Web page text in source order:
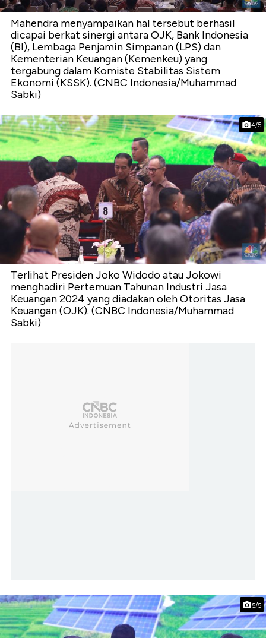
Mahendra menyampaikan hal tersebut berhasil
dicapai berkat sinergi antara OJK, Bank Indonesia
(BI), Lembaga Penjamin Simpanan (LPS) dan
Kementerian Keuangan (Kemenkeu) yang
tergabung dalam Komiste Stabilitas Sistem
Ekonomi (KSSK). (CNBC Indonesia/Muhammad
Sabki)
4/5
Terlihat Presiden Joko Widodo atau Jokowi
menghadiri Pertemuan Tahunan Industri Jasa
Keuangan 2024 yang diadakan oleh Otoritas Jasa
Keuangan (OJK). (CNBC Indonesia/Muhammad
Sabki)
5/5